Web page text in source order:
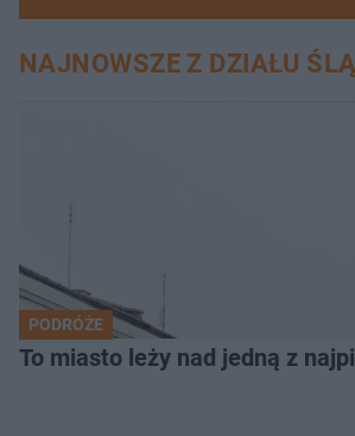
NAJNOWSZE Z DZIAŁU
PODRÓŻE
To miasto leży nad jedną z